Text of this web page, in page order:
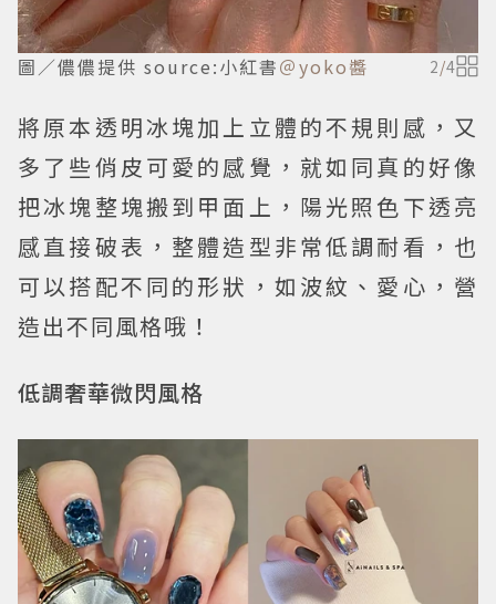
圖／儂儂提供 source:小紅書＠yoko醬 2/4
將原本透明冰塊加上立體的不規則感，又
多了些俏皮可愛的感覺，就如同真的好像
把冰塊整塊搬到甲面上，陽光照色下透亮
感直接破表，整體造型非常低調耐看，也
可以搭配不同的形狀，如波紋、愛心，營
造出不同風格哦！
低調奢華微閃風格